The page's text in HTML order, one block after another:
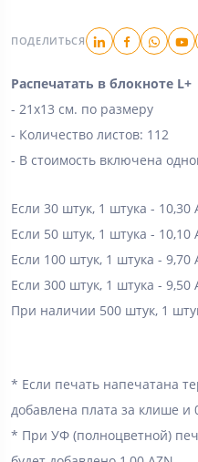
ПОДЕЛИТЬСЯ
Распечатать в блокноте L+
- 21х13 см. по размеру
- Количество листов: 112
- В стоимость включена
Если 30 штук, 1 штука - 10,30
Если 50 штук, 1 штука - 10,10
Если 100 штук, 1 штука - 9,70
Если 300 штук, 1 штука - 9,50
При наличии 500 штук, 1
* Если печать напечатана
добавлена ​​плата за клише и
* При УФ (полноцветной)